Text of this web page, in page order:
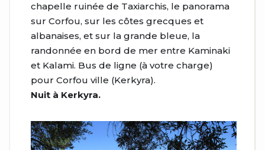
chapelle ruinée de Taxiarchis, le panorama
sur Corfou, sur les côtes grecques et
albanaises, et sur la grande bleue, la
randonnée en bord de mer entre Kaminaki
et Kalami. Bus de ligne (à votre charge)
pour Corfou ville (Kerkyra).
Nuit à Kerkyra.